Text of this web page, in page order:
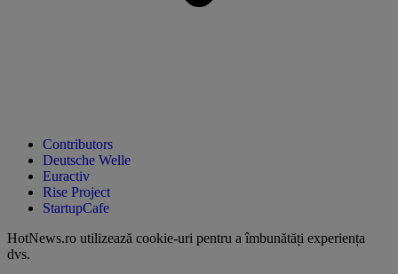
Contributors
Deutsche Welle
Euractiv
Rise Project
StartupCafe
HotNews.ro utilizează cookie-uri pentru a îmbunătăți experiența
dvs.